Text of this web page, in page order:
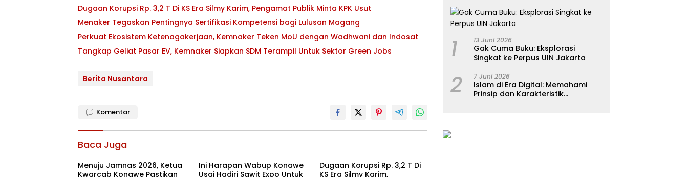
Dugaan Korupsi Rp. 3,2 T Di KS Era Silmy Karim, Pengamat Publik Minta KPK Usut
Menaker Tegaskan Pentingnya Sertifikasi Kompetensi bagi Lulusan Magang
Perkuat Ekosistem Ketenagakerjaan, Kemnaker Teken MoU dengan Wadhwani dan Indosat
Tangkap Geliat Pasar EV, Kemnaker Siapkan SDM Terampil Untuk Sektor Green Jobs
Berita Nusantara
Komentar
Baca Juga
Menuju Jamnas 2026, Ketua
Kwarcab Konawe Pastikan
Ini Harapan Wabup Konawe
Usai Hadiri Sawit Expo Untuk
Dugaan Korupsi Rp. 3,2 T Di
KS Era Silmy Karim,
1 13 Juni 2026
Gak Cuma Buku: Eksplorasi
Singkat ke Perpus UIN Jakarta
2 7 Juni 2026
Islam di Era Digital: Memahami
Prinsip dan Karakteristik